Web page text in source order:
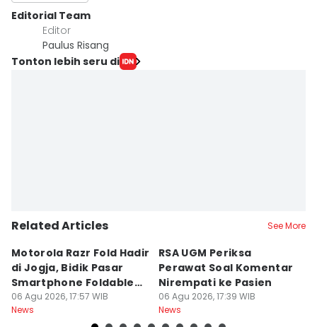
Editorial Team
Editor
Paulus Risang
Tonton lebih seru di
Related Articles See More
Motorola Razr Fold Hadir
di Jogja, Bidik Pasar
Smartphone Foldable
Premium
06 Agu 2026, 17:57 WIB
News
RSA UGM Periksa
Perawat Soal Komentar
Nirempati ke Pasien
06 Agu 2026, 17:39 WIB
News